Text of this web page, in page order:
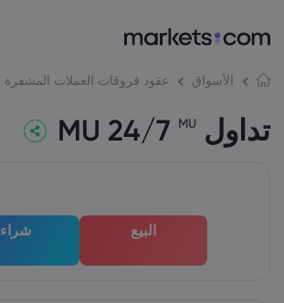
الأسواق عقود فروقات العملات المشفرة
تداول MU 24/7 MU
البيع شراء